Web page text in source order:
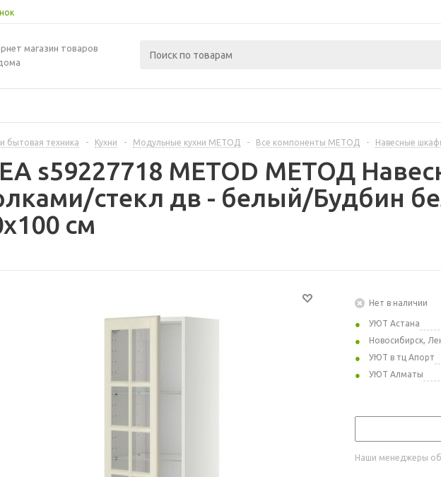
магазин товаров
и бытовая техника - Кухни - Модульные кухни МЕТОД - Все компоненты МЕТОД - Навесные
s59227718 METOD МЕТОД
стекл дв - белый/Будбин
см
Нет в наличии
УЮТ Астана
Новосибирск,
УЮТ в тц Апорт
УЮТ Алматы
Наши менеджеры